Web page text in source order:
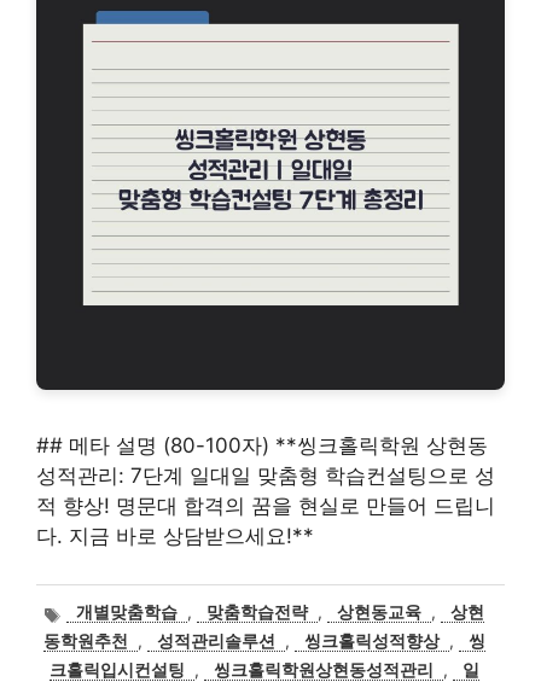
## 메타 설명 (80-100자) **씽크홀릭학원 상현동
성적관리: 7단계 일대일 맞춤형 학습컨설팅으로 성
적 향상! 명문대 합격의 꿈을 현실로 만들어 드립니
다. 지금 바로 상담받으세요!**
태
그
개별맞춤학습 , 맞춤학습전략 , 상현동교육 ,
상현
동학원추천
, 성적관리솔루션 , 씽크홀릭성적향상 ,
씽
크홀릭입시컨설팅
, 씽크홀릭학원상현동성적관리 ,
일